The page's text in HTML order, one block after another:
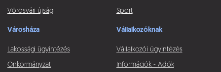
Vörösvári újság Sport
Városháza
Lakossági ügyintézés
Önkormányzat
Vállalkozóknak
Vállalkozói ügyintézés
Információk - Adók